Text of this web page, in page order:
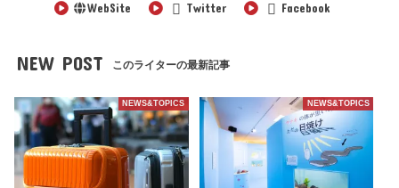
WebSite Twitter Facebook
NEW POST このライターの最新記事
NEWS&TOPICS NEWS&TOPICS